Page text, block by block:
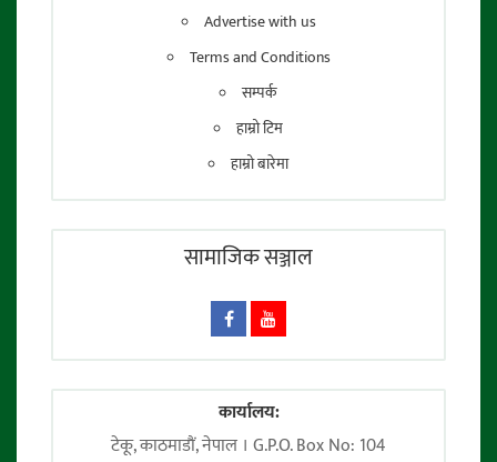
Advertise with us
Terms and Conditions
सम्पर्क
हाम्रो टिम
हाम्रो बारेमा
सामाजिक सञ्जाल
कार्यालय:
टेकू, काठमाडाैं, नेपाल । G.P.O. Box No: 104